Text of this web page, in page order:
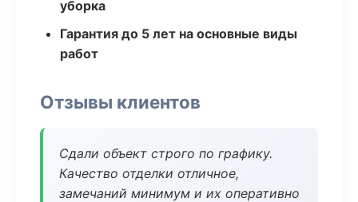
уборка
Гарантия до 5 лет на основные виды
работ
Отзывы клиентов
Сдали объект строго по графику.
Качество отделки отличное,
замечаний минимум и их оперативно